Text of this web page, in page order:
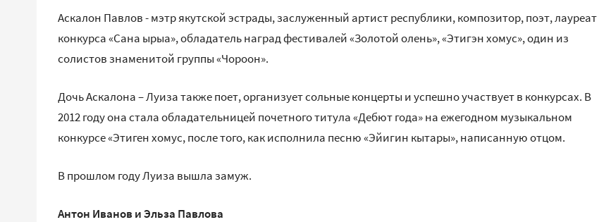
Аскалон Павлов - мэтр якутской эстрады, заслуженный артист республики, композитор, поэт, лауреат
конкурса «Сана ырыа», обладатель наград фестивалей «Золотой олень», «Этигэн хомус», один из
солистов знаменитой группы «Чороон».
Дочь Аскалона – Луиза также поет, организует сольные концерты и успешно участвует в конкурсах. В
2012 году она стала обладательницей почетного титула «Дебют года» на ежегодном музыкальном
конкурсе «Этиген хомус, после того, как исполнила песню «Эйигин кытары», написанную отцом.
В прошлом году Луиза вышла замуж.
Антон Иванов и Эльза Павлова